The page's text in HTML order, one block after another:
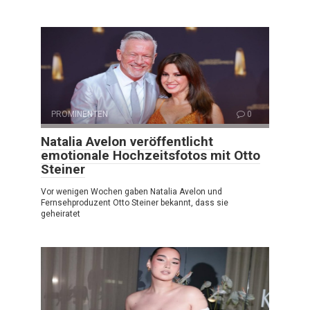
PROMINENTEN 0
Natalia Avelon veröffentlicht
emotionale Hochzeitsfotos mit Otto
Steiner
Vor wenigen Wochen gaben Natalia Avelon und
Fernsehproduzent Otto Steiner bekannt, dass sie
geheiratet